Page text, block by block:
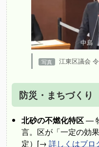
江東区議会
防災・まちづくり
北砂の不燃化特区—
言。区が「一定の効
定）[→詳しくはブロ